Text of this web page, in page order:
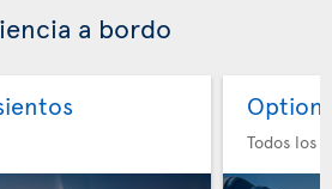
a bordo
Option
Todos los